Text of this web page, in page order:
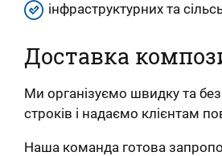
інфраструктурних та
Доставка
Ми організуємо швидку та
строків і надаємо клієнтам
Наша команда готова